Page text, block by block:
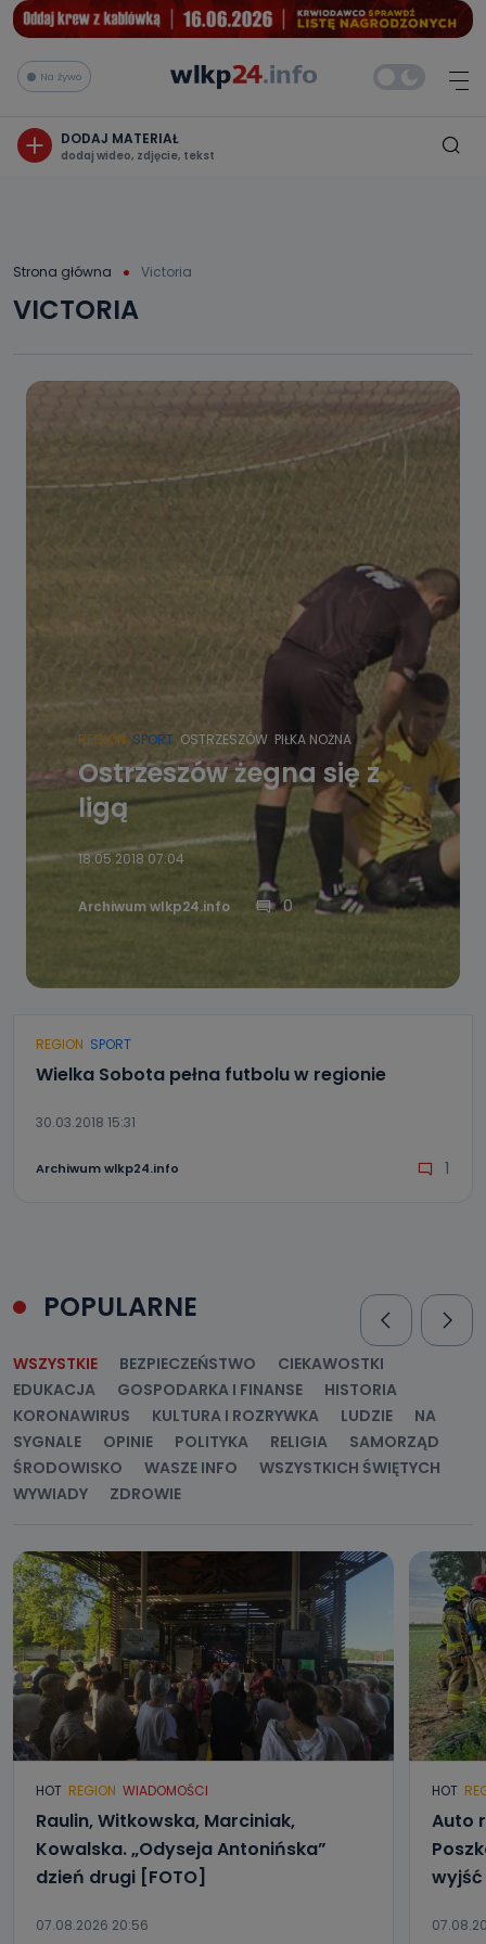
Na żywo
DODAJ MATERIAŁ
dodaj wideo, zdjęcie, tekst
Strona główna Victoria
VICTORIA
REGION SPORT OSTRZESZÓW PIŁKA NOŻNA
Ostrzeszów żegna się z
ligą
18.05.2018 07:04
Archiwum wlkp24.info 0
REGION SPORT
Wielka Sobota pełna futbolu w regionie
30.03.2018 15:31
Archiwum wlkp24.info 1
POPULARNE
WSZYSTKIE BEZPIECZEŃSTWO
CIEKAWOSTKI
EDUKACJA
GOSPODARKA I FINANSE
HISTORIA
KORONAWIRUS
KULTURA I ROZRYWKA LUDZIE
NA
SYGNALE
OPINIE POLITYKA RELIGIA
SAMORZĄD
ŚRODOWISKO
WASZE INFO
WSZYSTKICH ŚWIĘTYCH
WYWIADY
ZDROWIE
HOT REGION WIADOMOŚCI
Raulin, Witkowska, Marciniak,
Kowalska. „Odyseja Antonińska”
dzień drugi [FOTO]
07.08.2026 20:56
HOT
Auto
wyjść